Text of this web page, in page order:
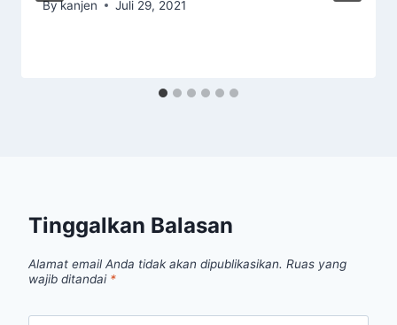
Bykanjen Juli 29, 2021
Tinggalkan Balasan
Alamat email Anda tidak akan dipublikasikan. Ruas yang
wajib ditandai *